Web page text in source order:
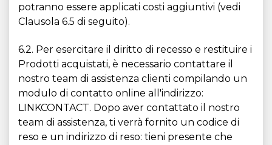
potranno essere applicati costi aggiuntivi (vedi
Clausola 6.5 di seguito).
6.2. Per esercitare il diritto di recesso e restituire i
Prodotti acquistati, è necessario contattare il
nostro team di assistenza clienti compilando un
modulo di contatto online all'indirizzo:
LINKCONTACT. Dopo aver contattato il nostro
team di assistenza, ti verrà fornito un codice di
reso e un indirizzo di reso: tieni presente che